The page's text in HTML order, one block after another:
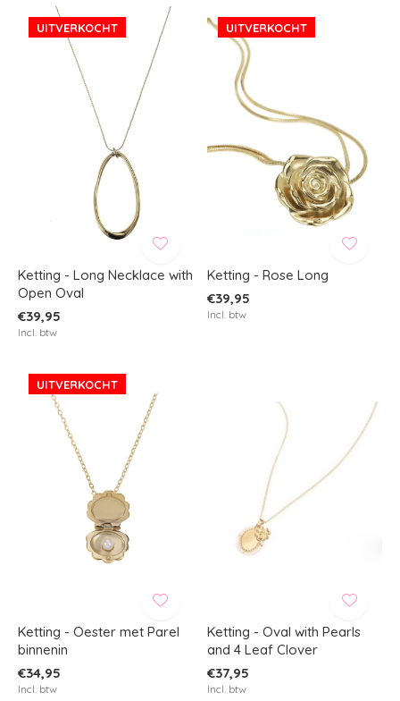
UITVERKOCHT
Ketting - Long Necklace with
Open Oval
€39,95
Incl. btw
UITVERKOCHT
Ketting - Rose Long
€39,95
Incl. btw
UITVERKOCHT
Ketting - Oester met Parel
binnenin
€34,95
Incl. btw
Ketting - Oval with Pearls
and 4 Leaf Clover
€37,95
Incl. btw